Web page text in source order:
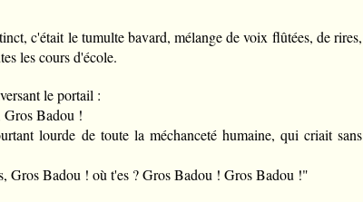
c'était le tumulte bavard, mélange de voix flûtées, de rires,
les cours d'école.
le portail :
Badou !
lourde de toute la méchanceté humaine, qui criait sans
Gros Badou ! où t'es ? Gros Badou ! Gros Badou !"